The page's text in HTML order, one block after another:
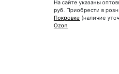
На сайте указаны
руб. Приобрести в
Покровке (наличие
Ozon